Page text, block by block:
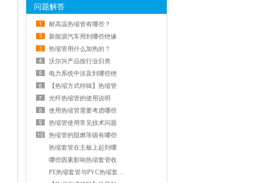
问题解答
耐高温热缩管有哪些？
新能源汽车用到哪些绝缘
热缩管用什么加热的？
沃尔兴产品按行业归类
电力系统中涉及到哪些绝
【热缩方式特辑】热缩管
光纤热缩管的使用说明
使用热缩管需要考虑哪些
热缩管使用常见技术问题
热缩管的阻燃等级有哪些
热缩套管在主板上起到哪
哪些因素影响热缩套管收
PE热缩套管与PVC热缩套管哪